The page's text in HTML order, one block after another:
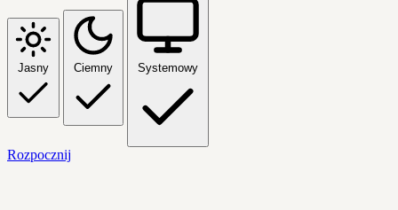
Jasny Ciemny Systemowy
Rozpocznij